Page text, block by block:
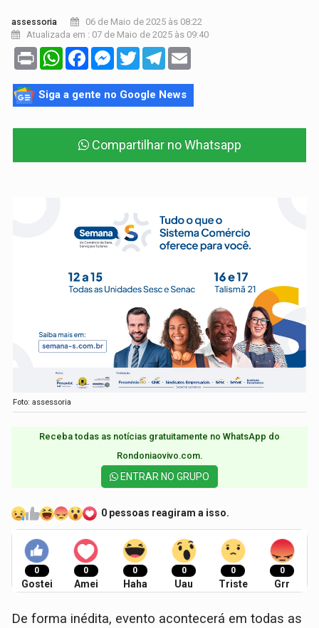
assessoria
06 de Maio de 2025 às 08:22
Atualizada em : 07 de Maio de 2025 às 09:40
Print WhatsAppFacebookMessenger
TwitterTelegram
Siga a gente no Google News
Compartilhar no Whatsapp
Foto: assessoria
Receba todas as notícias gratuitamente no WhatsApp do
Rondoniaovivo.com.​
ENTRAR NO GRUPO
0 pessoas reagiram a isso.
0
Gostei
0
Amei
0
Haha
0
Uau
0
Triste
0
Grr
De forma inédita, evento acontecerá em todas as